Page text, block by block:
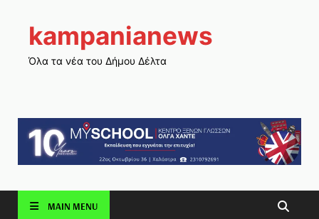
kampanianews
Όλα τα νέα του Δήμου Δέλτα
MAIN MENU